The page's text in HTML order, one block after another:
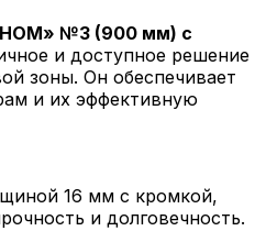
№3 (900 мм) с
и доступное решение
зоны. Он обеспечивает
и их эффективную
16 мм с кромкой,
и долговечность.